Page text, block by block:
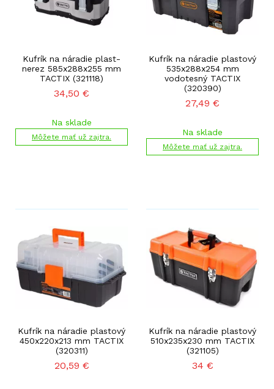
Kufrík na náradie plast-
nerez 585x288x255 mm
TACTIX (321118)
34,50 €
Na sklade
Môžete mať už zajtra.
Kufrík na náradie plastový
535x288x254 mm
vodotesný TACTIX
(320390)
27,49 €
Na sklade
Môžete mať už zajtra.
Kufrík na náradie plastový
450x220x213 mm TACTIX
(320311)
20,59 €
Kufrík na náradie plastový
510x235x230 mm TACTIX
(321105)
34 €